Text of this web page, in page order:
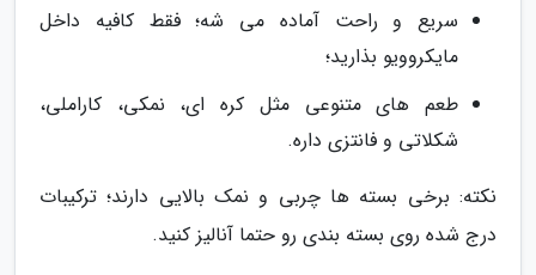
سریع و راحت آماده می شه؛ فقط کافیه داخل
مایکروویو بذارید؛
طعم های متنوعی مثل کره ای، نمکی، کاراملی،
شکلاتی و فانتزی داره.
نکته: برخی بسته ها چربی و نمک بالایی دارند؛ ترکیبات
درج شده روی بسته بندی رو حتما آنالیز کنید.